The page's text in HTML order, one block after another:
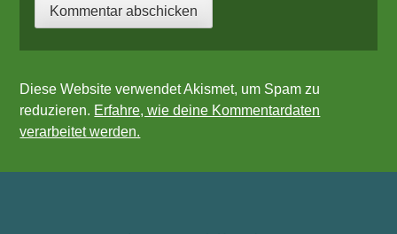
Diese Website verwendet Akismet, um Spam zu
reduzieren. Erfahre, wie deine Kommentardaten
verarbeitet werden.